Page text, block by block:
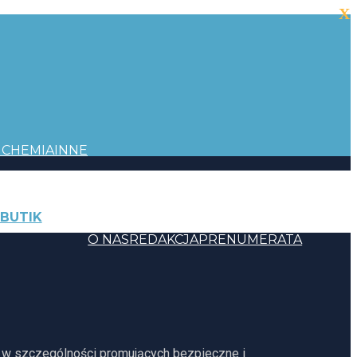
CHEMIAINNE
BUTIK
O NASREDAKCJAPRENUMERATA
szczególności promujących bezpieczne i
X